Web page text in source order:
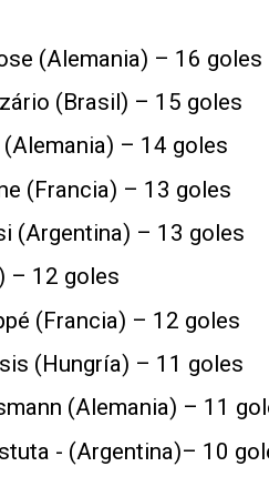
(Alemania) – 16 goles
(Brasil) – 15 goles
– 14 goles
(Francia) – 13 goles
(Argentina) – 13 goles
– 12 goles
(Francia) – 12 goles
(Hungría) – 11 goles
(Alemania) – 11
- (Argentina)– 10